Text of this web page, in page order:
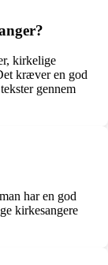
kirkelige
kræver en god
gennem
har en god
kirkesangere